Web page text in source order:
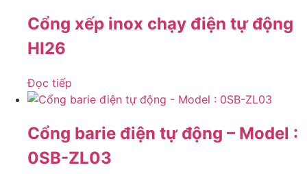
Cổng xếp inox chạy điện tự động
HI26
Đọc tiếp
Cổng barie điện tự động – Model :
0SB-ZL03